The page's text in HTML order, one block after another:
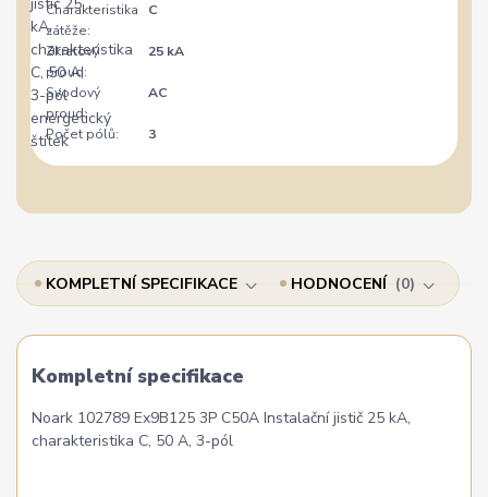
Charakteristika
zátěže:
C
Zkratový
proud:
25 kA
Svodový
proud:
AC
Počet pólů: 3
KOMPLETNÍ SPECIFIKACE HODNOCENÍ 0
Kompletní specifikace
Noark 102789 Ex9B125 3P C50A Instalační jistič 25 kA,
charakteristika C, 50 A, 3-pól